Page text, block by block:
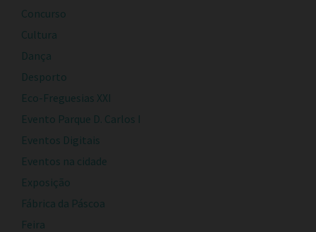
Concurso
Cultura
Dança
Desporto
Eco-Freguesias XXI
Evento Parque D. Carlos I
Eventos Digitais
Eventos na cidade
Exposição
Fábrica da Páscoa
Feira